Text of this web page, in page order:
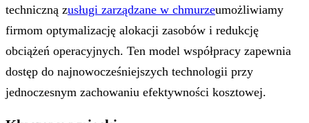
techniczną zusługi zarządzane w chmurzeumożliwiamy
firmom optymalizację alokacji zasobów i redukcję
obciążeń operacyjnych. Ten model współpracy zapewnia
dostęp do najnowocześniejszych technologii przy
jednoczesnym zachowaniu efektywności kosztowej.